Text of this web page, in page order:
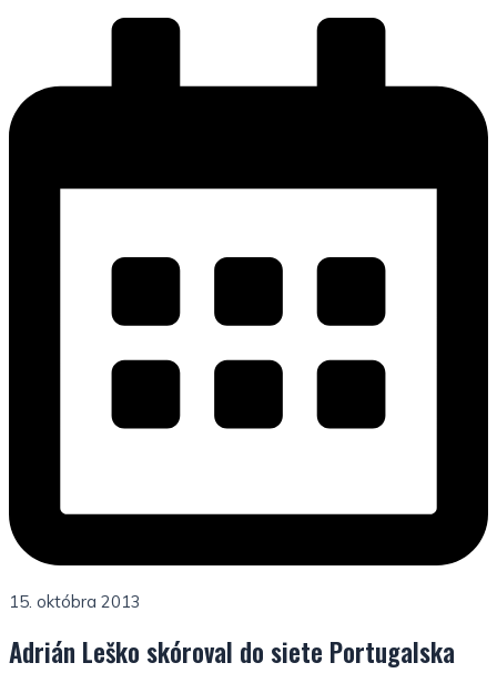
15. októbra 2013
Adrián Leško skóroval do siete Portugalska